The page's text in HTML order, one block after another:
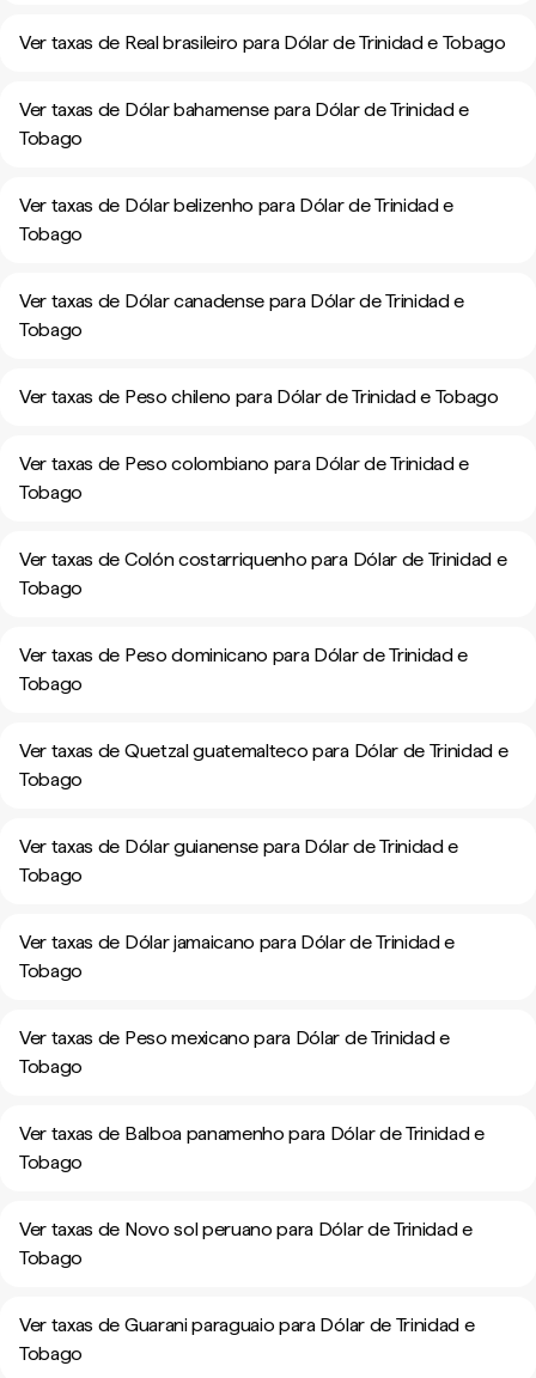
Ver taxas de Real brasileiro para Dólar de Trinidad e Tobago
Ver taxas de Dólar bahamense para Dólar de Trinidad e
Tobago
Ver taxas de Dólar belizenho para Dólar de Trinidad e
Tobago
Ver taxas de Dólar canadense para Dólar de Trinidad e
Tobago
Ver taxas de Peso chileno para Dólar de Trinidad e Tobago
Ver taxas de Peso colombiano para Dólar de Trinidad e
Tobago
Ver taxas de Colón costarriquenho para Dólar de Trinidad e
Tobago
Ver taxas de Peso dominicano para Dólar de Trinidad e
Tobago
Ver taxas de Quetzal guatemalteco para Dólar de Trinidad e
Tobago
Ver taxas de Dólar guianense para Dólar de Trinidad e
Tobago
Ver taxas de Dólar jamaicano para Dólar de Trinidad e
Tobago
Ver taxas de Peso mexicano para Dólar de Trinidad e
Tobago
Ver taxas de Balboa panamenho para Dólar de Trinidad e
Tobago
Ver taxas de Novo sol peruano para Dólar de Trinidad e
Tobago
Ver taxas de Guarani paraguaio para Dólar de Trinidad e
Tobago